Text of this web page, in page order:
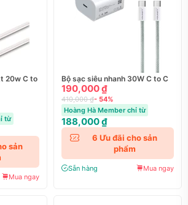
20w C to
từ
sản
Mua ngay
Bộ sạc siêu nhanh 30W C to C
190,000 ₫
410,000 ₫- 54%
Hoàng Hà Member chỉ từ
188,000 ₫
6 Ưu đãi cho sản
phẩm
Sẵn hàng Mua ngay